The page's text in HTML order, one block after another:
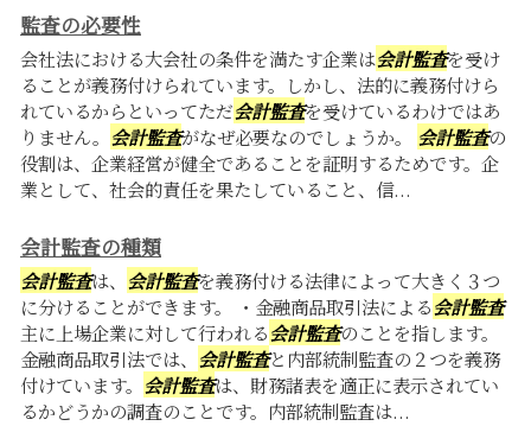
監査の必要性
会社法における大会社の条件を満たす企業は会計監査を受け
ることが義務付けられています。しかし、法的に義務付けら
れているからといってただ会計監査を受けているわけではあ
りません。 会計監査がなぜ必要なのでしょうか。 会計監査の
役割は、企業経営が健全であることを証明するためです。企
業として、社会的責任を果たしていること、信...
会計監査の種類
会計監査は、 会計監査を義務付ける法律によって大きく３つ
に分けることができます。 ・金融商品取引法による会計監査
主に上場企業に対して行われる会計監査のことを指します。
金融商品取引法では、 会計監査と内部統制監査の２つを義務
付けています。 会計監査は、財務諸表を適正に表示されてい
るかどうかの調査のことです。内部統制監査は...